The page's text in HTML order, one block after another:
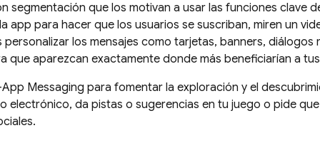
segmentación que los motivan a usar las funciones clave
app para hacer que los usuarios se suscriban, miren un
personalizar los mensajes como tarjetas, banners,
que aparezcan exactamente donde más beneficiarían a
Messaging para fomentar la exploración y el
electrónico, da pistas o sugerencias en tu juego o pide